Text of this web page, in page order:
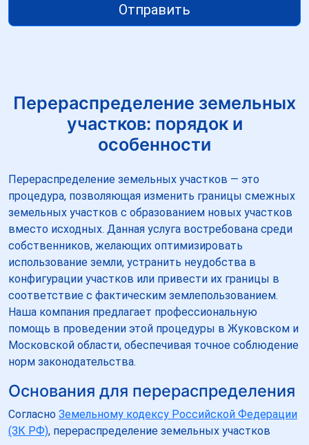
Отправить
Перераспределение земельных
участков: порядок и
особенности
Перераспределение земельных участков — это
процедура, позволяющая изменить границы смежных
земельных участков с образованием новых участков
вместо исходных. Данная услуга востребована среди
собственников, желающих оптимизировать
использование земли, устранить неудобства в
конфигурации участков или привести их границы в
соответствие с фактическим землепользованием.
Наша компания предлагает профессиональную
помощь в проведении этой процедуры в Жуковском и
Московской области, обеспечивая точное соблюдение
норм законодательства.
Основания для перераспределения
Согласно Земельному кодексу Российской Федерации
(ЗК РФ), перераспределение земельных участков